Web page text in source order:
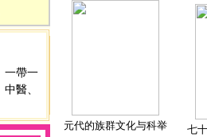
一帶一
中醫
元代的族群文化与科举 七